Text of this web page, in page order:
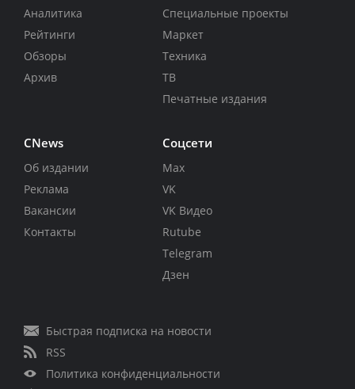
Аналитика
Рейтинги
Обзоры
Архив
Специальные проекты
Маркет
Техника
ТВ
Печатные издания
CNews
Об издании
Реклама
Вакансии
Контакты
Соцсети
Max
VK
VK Видео
Rutube
Telegram
Дзен
Быстрая подписка на новости
RSS
Политика конфиденциальности